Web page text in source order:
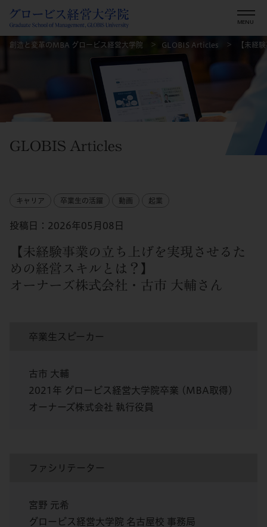
創造と変革のMBA グロービス経営大学院 GLOBIS Articles 【未経
GLOBIS Articles
キャリア 卒業生の活躍 動画 起業
投稿日：2026年05月08日
【未経験事業の立ち上げを実現させるた
めの経営スキルとは？】
オーナーズ株式会社・古市 大輔さん
卒業生スピーカー
古市 大輔
2021年 グロービス経営大学院卒業 (MBA取得)
オーナーズ株式会社 執行役員
ファシリテーター
宮野 元希
グロービス経営大学院 名古屋校 事務局